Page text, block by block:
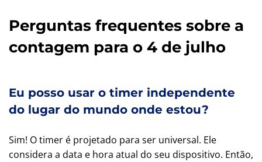
Perguntas frequentes sobre a
contagem para o 4 de julho
Eu posso usar o timer independente
do lugar do mundo onde estou?
Sim! O timer é projetado para ser universal. Ele
considera a data e hora atual do seu dispositivo. Então,